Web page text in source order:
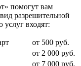
помогут вам
разрешительной
входят:
от 500 руб.
от 2 000 руб.
от 7 000 руб.